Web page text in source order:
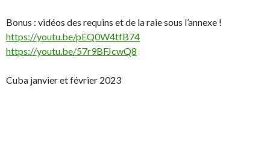
Bonus : vidéos des requins et de la raie sous l’annexe !
https://youtu.be/pEQ0W4tfB74
https://youtu.be/57r9BFJcwQ8
Cuba janvier et février 2023